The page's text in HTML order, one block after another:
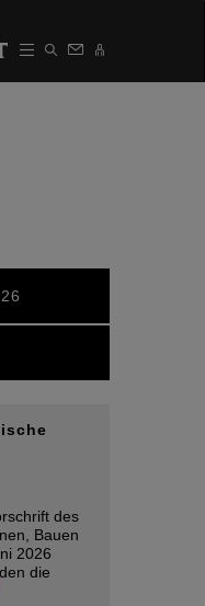
des
Bauen
2026
die